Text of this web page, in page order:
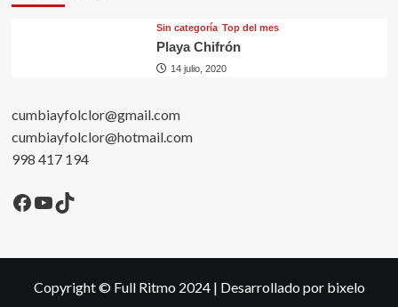
Sin categorí­a Top del mes
Playa Chifrón
14 julio, 2020
cumbiayfolclor@gmail.com
cumbiayfolclor@hotmail.com
998 417 194
Facebook
YouTube
TikTok
Copyright © Full Ritmo 2024 | Desarrollado por bixelo